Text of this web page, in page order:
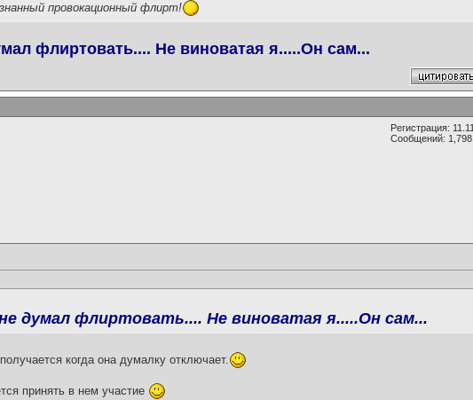
провокационный флирт!
флиртовать.... Не виноватая я.....Он сам...
Регистрация:
Сообщений: 1,798
думал флиртовать.... Не виноватая я.....Он сам...
когда она думалку отключает.
принять в нем участие